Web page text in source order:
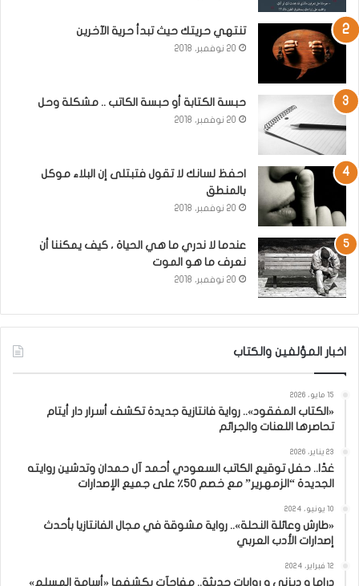
تنتهي حريتك حيث تبدأ حرية الآخرين
20 نوفمبر، 2018
حبسة الكتابة أو حبسة الكاتب .. مشكلة وحل
20 نوفمبر، 2018
احفظ لسانك لا تقول فتبتلى إن البلاء موكل
بالمنطق
20 نوفمبر، 2018
عندما لا ندري ما هي الحياة ، كيف يمكننا أن
نعرف ما هو الموت
20 نوفمبر، 2018
اخبار المؤلفين والكتاب
15 مايو، 2026
«الكتاب المفقود».. رواية فانتازية جديدة تكشف أسرار دار أيتام
تحاصرها اللعنات والجرائم
23 يناير، 2026
غدًا.. حفل توقيع الكاتب السعودي أحمد آل حمدان وتدشين روايته
الجديدة “الزمهرير” مع خصم 50٪ على جميع الإصدارات
10 يونيو، 2024
«طارش وعائلة النحلة».. رواية مشوقة في مجال الفانتازيا بأحدث
إصدارات الأدب العربي
12 فبراير، 2024
دراما و ديزني و روايات حديثة.. مفاجآت يكشفها «أسامة المسلم»